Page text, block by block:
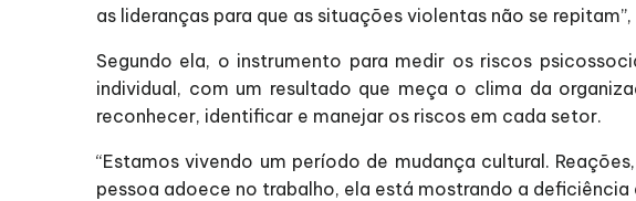
as lideranças para que as situações violentas não se
Segundo ela, o instrumento para medir os riscos
individual, com um resultado que meça o clima da
reconhecer, identificar e manejar os riscos em cada setor.
“Estamos vivendo um período de mudança cultural.
pessoa adoece no trabalho, ela está mostrando a deficiência